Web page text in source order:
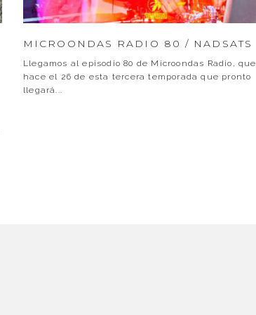
MICROONDAS RADIO 80 / NADSATS
Llegamos al episodio 80 de Microondas Radio, que
hace el 26 de esta tercera temporada que pronto
llegará...